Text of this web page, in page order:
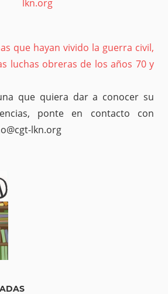
lkn.org
que hayan vivido la guerra civil,
luchas obreras de los años 70 y
que quiera dar a conocer su
ponte en contacto con
lkn.org